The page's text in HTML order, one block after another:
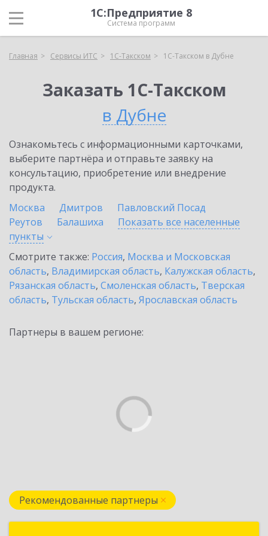
1С:Предприятие 8
Система программ
Главная Сервисы ИТС 1С-Такском 1С-Такском в Дубне
Заказать 1С-Такском
в Дубне
Ознакомьтесь с информационными карточками,
выберите партнёра и отправьте заявку на
консультацию, приобретение или внедрение
продукта.
Москва
Дмитров
Павловский Посад
Реутов
Балашиха
Показать все населенные
пункты
Смотрите также: Россия, Москва и Московская
область, Владимирская область, Калужская область,
Рязанская область, Смоленская область, Тверская
область, Тульская область, Ярославская область
Партнеры в вашем регионе:
Рекомендованные партнеры